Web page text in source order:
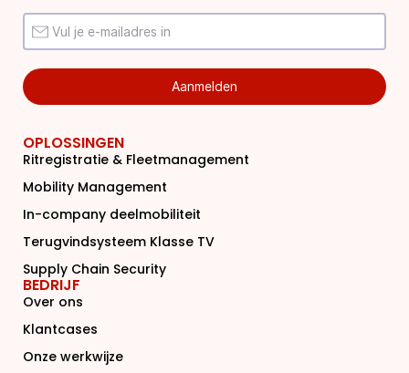
OPLOSSINGEN
Ritregistratie & Fleetmanagement
Mobility Management
In-company deelmobiliteit
Terugvindsysteem Klasse TV
Supply Chain Security
BEDRIJF
Over ons
Klantcases
Onze werkwijze